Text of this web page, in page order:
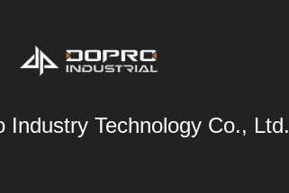
Industry Technology Co., Ltd.